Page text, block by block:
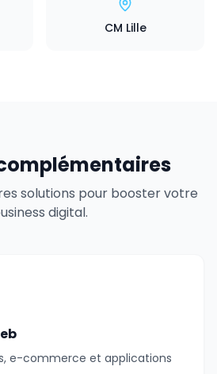
CM Lille
solutions pour booster votre
digital.
e-commerce et applications